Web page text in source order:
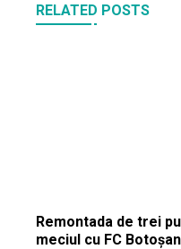
RELATED POSTS
Remontada de trei
meciul cu FC